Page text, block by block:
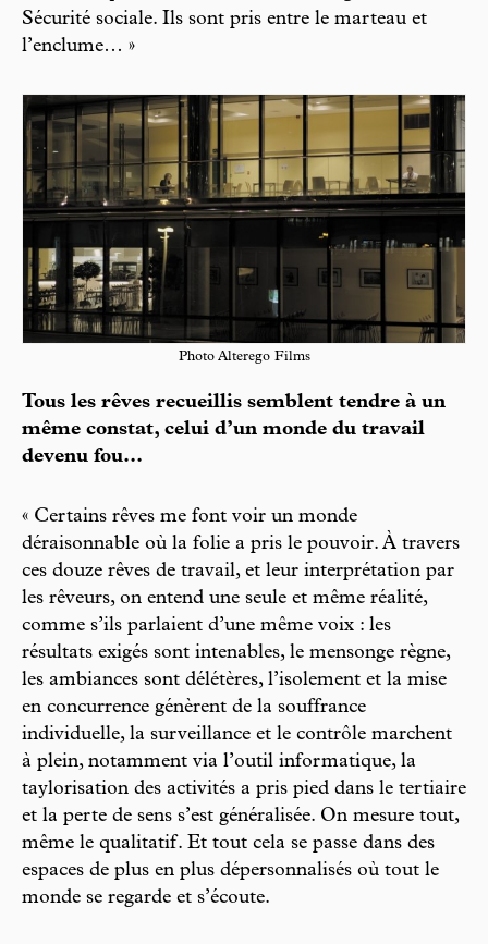
Sécurité sociale. Ils sont pris entre le marteau et
l’enclume… »
Photo Alterego Films
Tous les rêves recueillis semblent tendre à un
même constat, celui d’un monde du travail
devenu fou...
« Certains rêves me font voir un monde
déraisonnable où la folie a pris le pouvoir. À travers
ces douze rêves de travail, et leur interprétation par
les rêveurs, on entend une seule et même réalité,
comme s’ils parlaient d’une même voix : les
résultats exigés sont intenables, le mensonge règne,
les ambiances sont délétères, l’isolement et la mise
en concurrence génèrent de la souffrance
individuelle, la surveillance et le contrôle marchent
à plein, notamment via l’outil informatique, la
taylorisation des activités a pris pied dans le tertiaire
et la perte de sens s’est généralisée. On mesure tout,
même le qualitatif. Et tout cela se passe dans des
espaces de plus en plus dépersonnalisés où tout le
monde se regarde et s’écoute.